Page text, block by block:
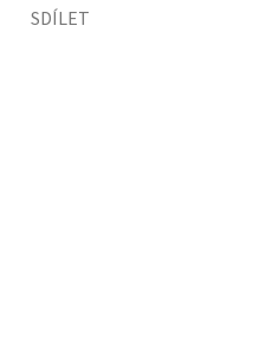
SDÍLET